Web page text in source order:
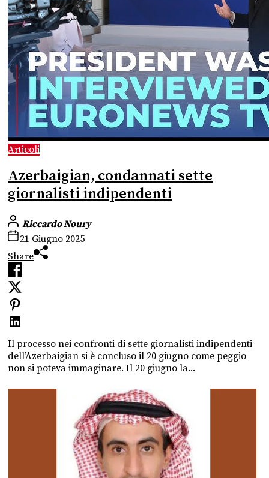
Articoli
Azerbaigian, condannati sette
giornalisti indipendenti
Riccardo Noury
21 Giugno 2025
Share
Il processo nei confronti di sette giornalisti indipendenti
dell’Azerbaigian si è concluso il 20 giugno come peggio
non si poteva immaginare. Il 20 giugno la...